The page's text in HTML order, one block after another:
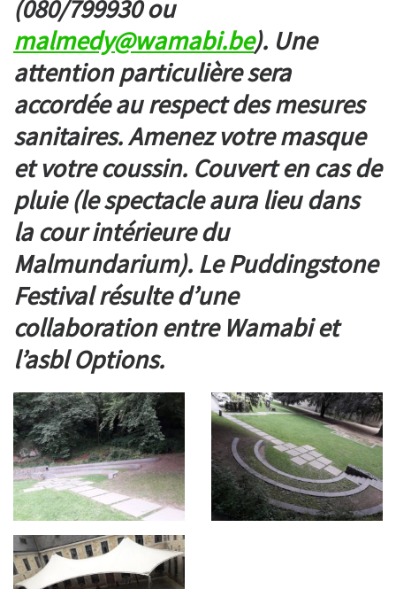
(080/799930 ou
malmedy@wamabi.be). Une
attention particulière sera
accordée au respect des mesures
sanitaires. Amenez votre masque
et votre coussin. Couvert en cas de
pluie (le spectacle aura lieu dans
la cour intérieure du
Malmundarium). Le Puddingstone
Festival résulte d’une
collaboration entre Wamabi et
l’asbl Options.